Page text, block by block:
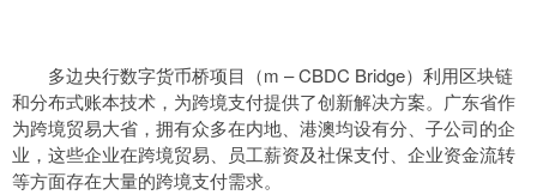
多边央行数字货币桥项目（m – CBDC Bridge）利用区块链
和分布式账本技术，为跨境支付提供了创新解决方案。广东省作
为跨境贸易大省，拥有众多在内地、港澳均设有分、子公司的企
业，这些企业在跨境贸易、员工薪资及社保支付、企业资金流转
等方面存在大量的跨境支付需求。